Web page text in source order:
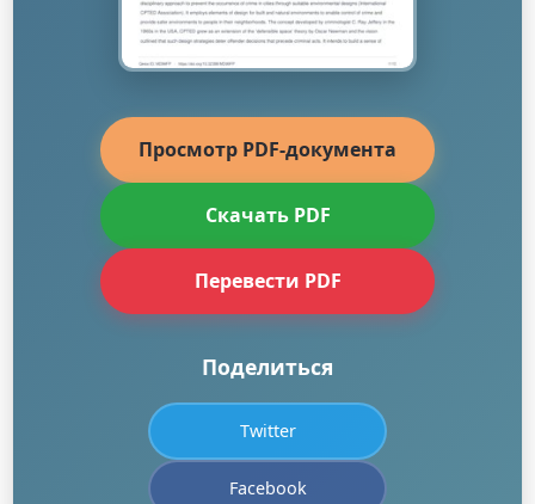
Просмотр PDF-документа
Скачать PDF
Перевести PDF
Поделиться
Twitter
Facebook